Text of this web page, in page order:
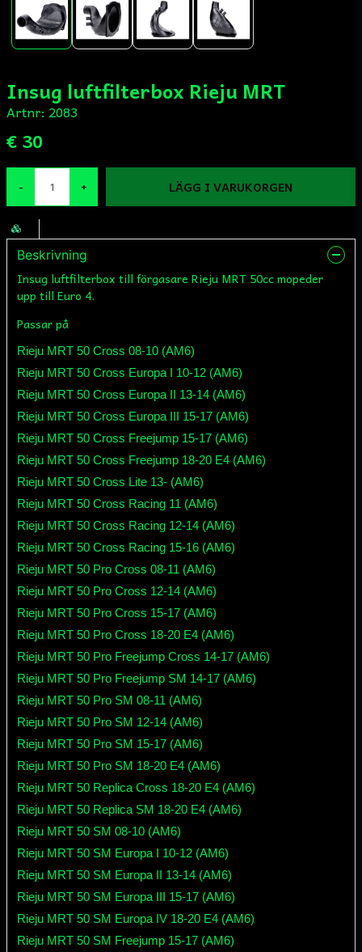
Insug luftfilterbox Rieju MRT
Artnr: 2083
€ 30
- + LÄGG I VARUKORGEN
Beskrivning
Insug luftfilterbox till förgasare Rieju MRT 50cc mopeder
upp till Euro 4.
Passar på
Rieju MRT 50 Cross 08-10 (AM6)
Rieju MRT 50 Cross Europa I 10-12 (AM6)
Rieju MRT 50 Cross Europa II 13-14 (AM6)
Rieju MRT 50 Cross Europa III 15-17 (AM6)
Rieju MRT 50 Cross Freejump 15-17 (AM6)
Rieju MRT 50 Cross Freejump 18-20 E4 (AM6)
Rieju MRT 50 Cross Lite 13- (AM6)
Rieju MRT 50 Cross Racing 11 (AM6)
Rieju MRT 50 Cross Racing 12-14 (AM6)
Rieju MRT 50 Cross Racing 15-16 (AM6)
Rieju MRT 50 Pro Cross 08-11 (AM6)
Rieju MRT 50 Pro Cross 12-14 (AM6)
Rieju MRT 50 Pro Cross 15-17 (AM6)
Rieju MRT 50 Pro Cross 18-20 E4 (AM6)
Rieju MRT 50 Pro Freejump Cross 14-17 (AM6)
Rieju MRT 50 Pro Freejump SM 14-17 (AM6)
Rieju MRT 50 Pro SM 08-11 (AM6)
Rieju MRT 50 Pro SM 12-14 (AM6)
Rieju MRT 50 Pro SM 15-17 (AM6)
Rieju MRT 50 Pro SM 18-20 E4 (AM6)
Rieju MRT 50 Replica Cross 18-20 E4 (AM6)
Rieju MRT 50 Replica SM 18-20 E4 (AM6)
Rieju MRT 50 SM 08-10 (AM6)
Rieju MRT 50 SM Europa I 10-12 (AM6)
Rieju MRT 50 SM Europa II 13-14 (AM6)
Rieju MRT 50 SM Europa III 15-17 (AM6)
Rieju MRT 50 SM Europa IV 18-20 E4 (AM6)
Rieju MRT 50 SM Freejump 15-17 (AM6)